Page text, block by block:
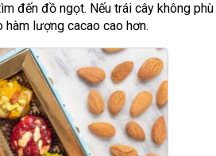
đến đồ ngọt. Nếu trái cây không
lượng cacao cao hơn.